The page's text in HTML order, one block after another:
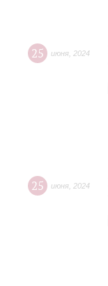
25 июня 2024
25 июня 2024